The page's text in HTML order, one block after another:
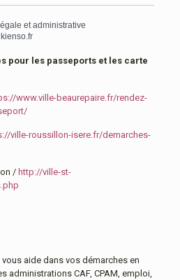
et administrative
kienso.fr
pour les passeports et les carte
www.ville-beaurepaire.fr/rendez-
ville-roussillon-isere.fr/demarches-
/ http://ville-st-
vous aide dans vos démarches en
administrations CAF, CPAM, emploi,